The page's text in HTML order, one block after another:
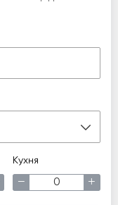
Кухня
− +